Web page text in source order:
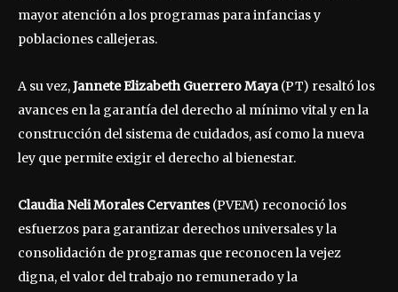
mayor atención a los programas para infancias y
poblaciones callejeras.
A su vez,Jannete Elizabeth Guerrero Maya(PT) resaltó los
avances en la garantía del derecho al mínimo vital y en la
construcción del sistema de cuidados, así como la nueva
ley que permite exigir el derecho al bienestar.
Claudia Neli Morales Cervantes(PVEM) reconoció los
esfuerzos para garantizar derechos universales y la
consolidación de programas que reconocen la vejez
digna, el valor del trabajo no remunerado y la